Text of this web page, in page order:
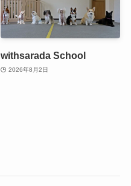
withsarada School
2026年8月2日